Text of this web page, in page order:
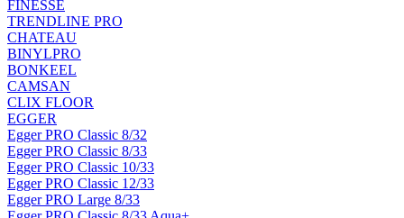
FINESSE
TRENDLINE PRO
CHATEAU
BINYLPRO
BONKEEL
CAMSAN
CLIX FLOOR
EGGER
Egger PRO Classic 8/32
Egger PRO Classic 8/33
Egger PRO Classic 10/33
Egger PRO Classic 12/33
Egger PRO Large 8/33